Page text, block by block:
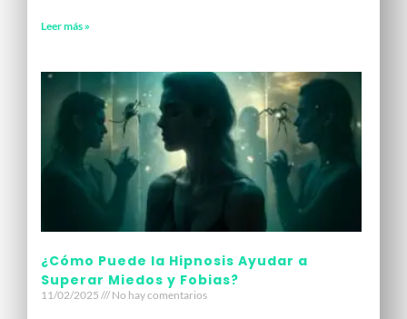
Leer más »
¿Cómo Puede la Hipnosis Ayudar a
Superar Miedos y Fobias?
11/02/2025 No hay comentarios